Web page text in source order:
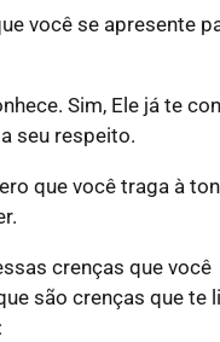
você se apresente
Sim, Ele já te
seu respeito.
que você traga à
crenças que você
são crenças que te